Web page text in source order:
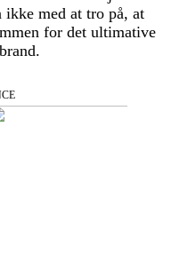
ikke med at tro på, at
for det ultimative